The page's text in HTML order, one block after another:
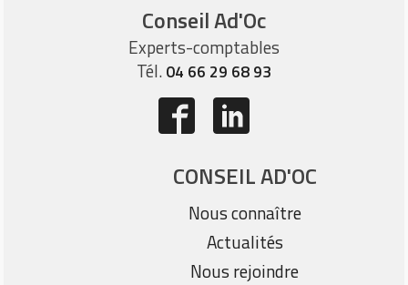
Conseil Ad'Oc
Experts-comptables
Tél.04 66 29 68 93
CONSEIL AD'OC
Nous connaître
Actualités
Nous rejoindre